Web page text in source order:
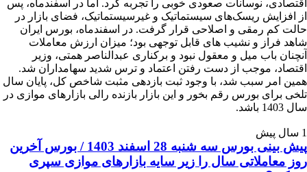
اقتصادی، نوسانات صعودی خوبی را تجربه کرد. اما در اسفندماه، پس
از افزایش ریسک‌های سیستماتیک و غیرسیستماتیک، فضای بازار در
حالت کم رمقی و اصلاحی قرار گرفت. در اسفند‌ماه، بورس ایران
شاهد فراز و نشیب های قابل توجهی بود؛ میزان ارزش معاملات
آنچنان باب میل و معقول نبود و برکناری عبدالناصر همتی‌، وزیر
اقتصاد، موجب از دست رفتن اعتماد و ترس شدید سهامداران شد.
همین امر سبب شد، با وجود ثبت بازدهی مثبت شاخص کل، پایان سال
تلخی برای بورس رقم بخور و این بازار بازنده رالی بازارهای موازی در
سال 1403 باشد.
1 سال پیش
پیش بینی بورس سه‌ شنبه 28 اسفند 1403 / بورس آخرین
روز معاملاتی سال را زیر سایه بازارهای موازی سپری